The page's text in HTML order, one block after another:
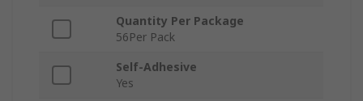
Quantity Per Package
56Per Pack
Self-Adhesive
Yes